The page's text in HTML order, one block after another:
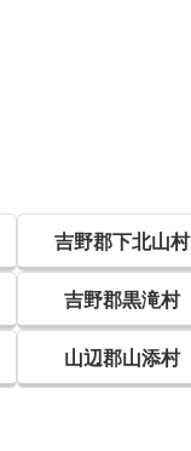
吉野郡下北山村
吉野郡黒滝村
山辺郡山添村